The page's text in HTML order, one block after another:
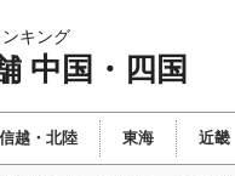
キング
中国・四国
越・北陸 東海 近畿